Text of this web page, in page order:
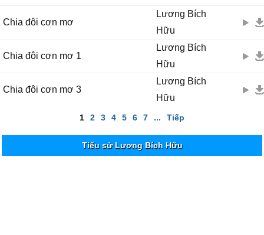
Chia đôi cơn mơ
Lương Bích
Hữu
Chia đôi cơn mơ 1
Lương Bích
Hữu
Chia đôi cơn mơ 3
Lương Bích
Hữu
1 2 3 4 5 6 7 ... Tiếp
Tiểu sử Lương Bích Hữu